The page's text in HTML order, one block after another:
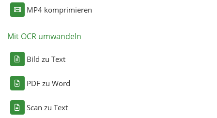
MP4 komprimieren
Mit OCR umwandeln
Bild zu Text
PDF zu Word
Scan zu Text